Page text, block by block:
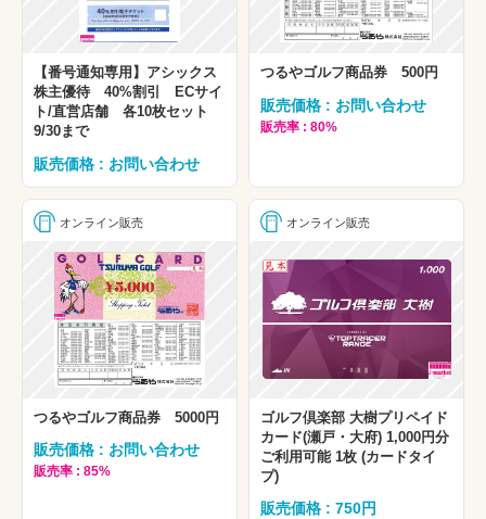
【番号通知専用】アシックス
株主優待 40%割引 ECサイ
ト/直営店舗 各10枚セット
9/30まで
販売価格 : お問い合わせ
つるやゴルフ商品券 500円
販売価格 : お問い合わせ
販売率 : 80%
オンライン販売
つるやゴルフ商品券 5000円
販売価格 : お問い合わせ
販売率 : 85%
オンライン販売
ゴルフ倶楽部 大樹プリペイド
カード(瀬戸・大府) 1,000円分
ご利用可能 1枚 (カードタイ
プ)
販売価格 : 750円